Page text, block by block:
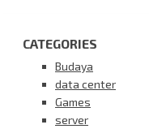
CATEGORIES
Budaya
data center
Games
server